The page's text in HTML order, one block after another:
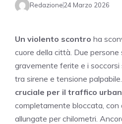
Redazione24 Marzo 2026
Un violento scontro ha
cuore della città. Due persone
gravemente ferite e i soccorsi
tra sirene e tensione
cruciale per il traffico
completamente bloccata, con
allungate per chilometri.